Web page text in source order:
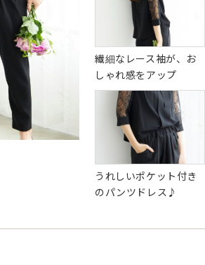
繊細なレース袖が、お
しゃれ感をアップ
うれしいポケット付き
のパンツドレス♪